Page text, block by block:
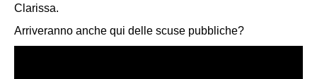
Clarissa.
Arriveranno anche qui delle scuse pubbliche?